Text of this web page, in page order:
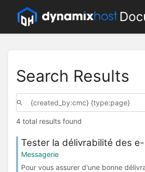
Search Results
4 total results found
Tester la délivrabilité des
Messagerie
Pour vous assurer d'une bonne